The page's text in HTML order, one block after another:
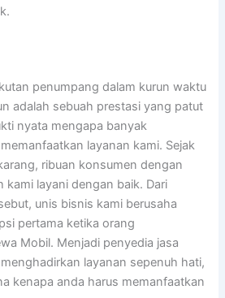
penumpang dalam kurun waktu
adalah sebuah prestasi yang patut
nyata mengapa banyak
layanan kami. Sejak
ribuan konsumen dengan
kami layani dengan baik. Dari
unis bisnis kami berusaha
pertama ketika orang
Mobil. Menjadi penyedia jasa
layanan sepenuh hati,
kenapa anda harus memanfaatkan